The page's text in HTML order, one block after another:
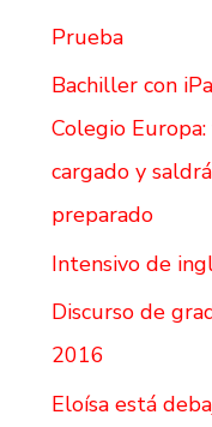
Prueba
Bachiller con
Colegio
cargado y
preparado
Intensivo de
Discurso de
2016
Eloísa está